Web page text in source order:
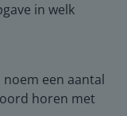
in welk
een aantal
horen met